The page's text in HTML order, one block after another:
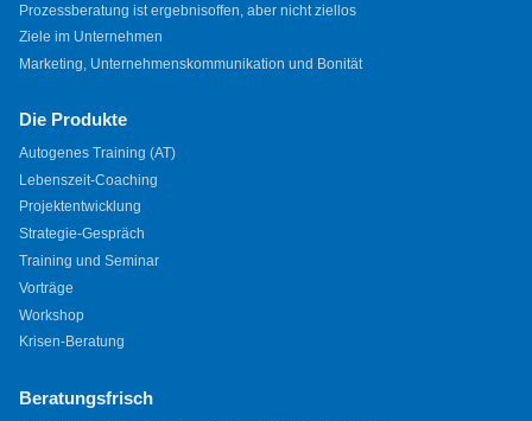
Prozessberatung ist ergebnisoffen, aber nicht ziellos
Ziele im Unternehmen
Marketing, Unternehmenskommunikation und Bonität
Die Produkte
Autogenes Training (AT)
Lebenszeit-Coaching
Projektentwicklung
Strategie-Gespräch
Training und Seminar
Vorträge
Workshop
Krisen-Beratung
Beratungsfrisch